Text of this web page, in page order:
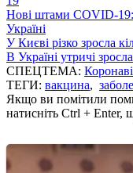
Нові штами COVID-19:
Україні
У Києві різко зросла
В Україні утричі
СПЕЦТЕМА:
ТЕГИ: вакцина,
Якщо ви помітили
натисніть Ctrl + Enter,